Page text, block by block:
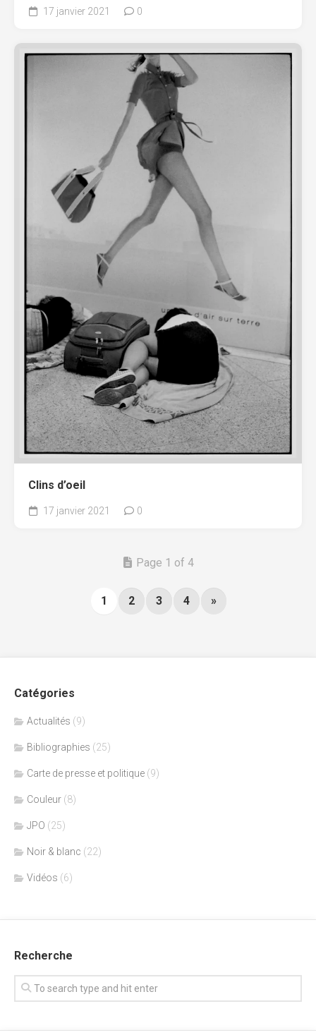
17 janvier 2021 0
Clins d’oeil
17 janvier 2021 0
Page 1 of 4
1 2 3 4 »
Catégories
Actualités (9)
Bibliographies (25)
Carte de presse et politique (9)
Couleur (8)
JPO (25)
Noir & blanc (22)
Vidéos (6)
Recherche